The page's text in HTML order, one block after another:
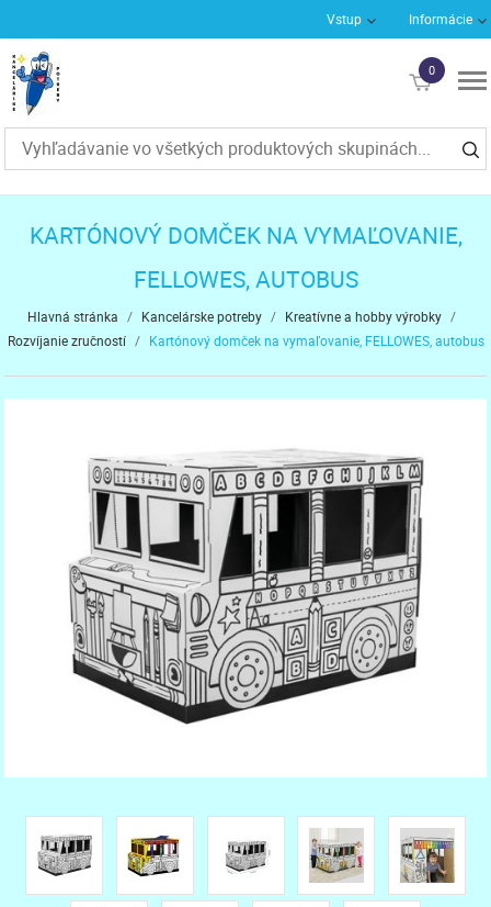
Vstup Informácie
0
€0
KARTÓNOVÝ DOMČEK NA VYMAĽOVANIE,
FELLOWES, AUTOBUS
Hlavná stránka / Kancelárske potreby / Kreatívne a hobby výrobky /
Rozvíjanie zručností / Kartónový domček na vymaľovanie, FELLOWES, autobus